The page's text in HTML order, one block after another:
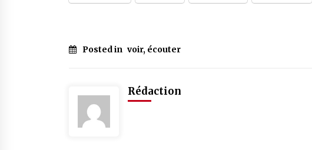
Posted in voir, écouter
Rédaction